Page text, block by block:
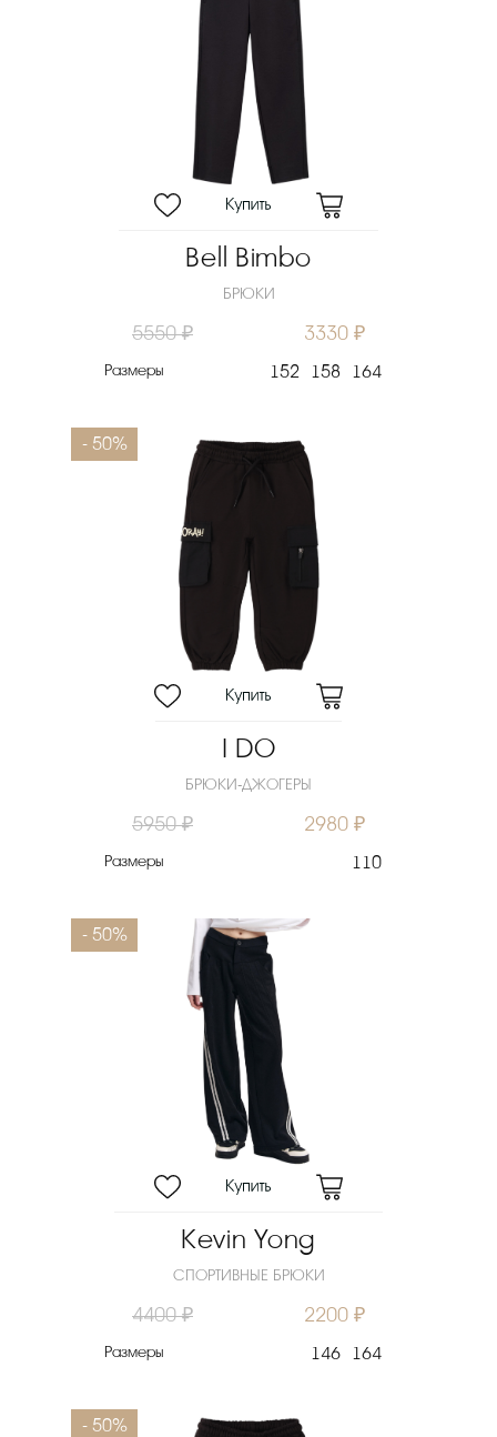
Bell Bimbo
БРЮКИ
5550 ₽ 3330 ₽
Размеры 152 158 164
- 50%
I DO
БРЮКИ-ДЖОГЕРЫ
5950 ₽ 2980 ₽
Размеры 110
- 50%
Kevin Yong
СПОРТИВНЫЕ БРЮКИ
4400 ₽ 2200 ₽
Размеры 146 164
- 50%